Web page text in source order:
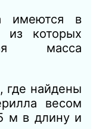
имеются в
которых
масса
найдены
весом
м в длину и